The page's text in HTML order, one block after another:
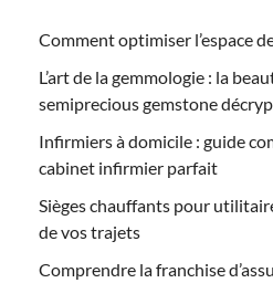
Comment optimiser l’espace
L’art de la gemmologie : la
semiprecious gemstone
Infirmiers à domicile : guide
cabinet infirmier parfait
Sièges chauffants pour
de vos trajets
Comprendre la franchise